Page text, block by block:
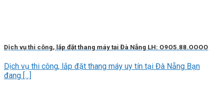
Dịch vụ thi công, lắp đặt thang máy tại Đà Nẵng LH: O9O5.88.OOOO
Dịch vụ thi công, lắp đặt thang máy uy tín tại Đà Nẵng Bạn
đang [...]